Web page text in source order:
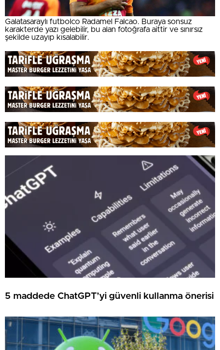
Galatasaraylı futbolco Radamel Falcao. Buraya sonsuz
karakterde yazı gelebilir, bu alan fotoğrafa aittir ve sınırsız
şekilde uzayıp kısalabilir.
5 maddede ChatGPT’yi güvenli kullanma önerisi